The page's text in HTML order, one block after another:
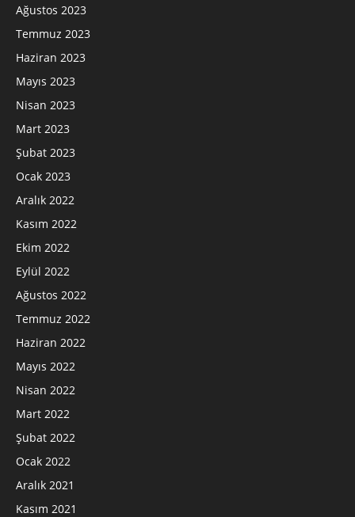
Ağustos 2023
Temmuz 2023
Haziran 2023
Mayıs 2023
Nisan 2023
Mart 2023
Şubat 2023
Ocak 2023
Aralık 2022
Kasım 2022
Ekim 2022
Eylül 2022
Ağustos 2022
Temmuz 2022
Haziran 2022
Mayıs 2022
Nisan 2022
Mart 2022
Şubat 2022
Ocak 2022
Aralık 2021
Kasım 2021